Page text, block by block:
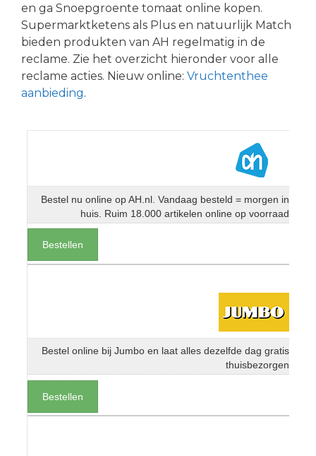
en ga Snoepgroente tomaat online kopen.
Supermarktketens als Plus en natuurlijk Match
bieden produkten van AH regelmatig in de
reclame. Zie het overzicht hieronder voor alle
reclame acties. Nieuw online: Vruchtenthee
aanbieding.
Bestel nu online op AH.nl. Vandaag besteld = morgen in
huis. Ruim 18.000 artikelen online op voorraad
Bestellen
Bestel online bij Jumbo en laat alles dezelfde dag gratis
thuisbezorgen
Bestellen